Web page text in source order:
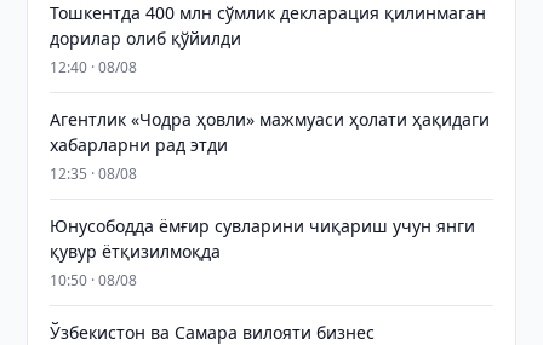
Тошкентда 400 млн сўмлик декларация қилинмаган
дорилар олиб қўйилди
12:40 · 08/08
Агентлик «Чодра ҳовли» мажмуаси ҳолати ҳақидаги
хабарларни рад этди
12:35 · 08/08
Юнусободда ёмғир сувларини чиқариш учун янги
қувур ётқизилмоқда
10:50 · 08/08
Ўзбекистон ва Самара вилояти бизнес